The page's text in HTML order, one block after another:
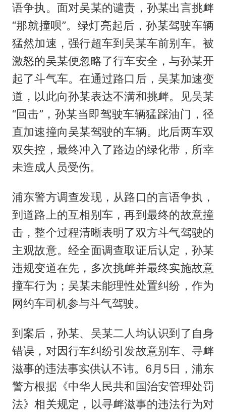
语争执。面对吴某的谴责，孙某出言挑衅
“那就撞呗”。绿灯亮起后，孙某驾驶车辆
猛然加速，强行超车到吴某车前别车。被
激怒的吴某便忽略了行车安全，与孙某开
起了斗气车。在通过路口后，吴某加速变
道，以此向孙某表达不满和挑衅。见吴某
“回击”，孙某当即驾驶车辆猛踩油门，径
直加速撞向吴某驾驶的车辆。此后两车双
双失控，最终冲入了路边的绿化带，所幸
未造成人员受伤。
浦东警方调查发现，从路口的言语争执，
到道路上的互相别车，再到最终的故意撞
击，整个过程清晰表明了双方斗气驾驶的
主观故意。经全面调查取证后认定，孙某
违规变道在先，多次挑衅并最终实施故意
撞车行为；吴某未能理性处置纠纷，作为
网约车司机参与斗气驾驶。
到案后，孙某、吴某二人均认识到了自身
错误，对因行车纠纷引发故意别车、寻衅
滋事的违法事实供认不讳。6月5日，浦东
警方根据《中华人民共和国治安管理处罚
法》相关规定，以寻衅滋事的违法行为对